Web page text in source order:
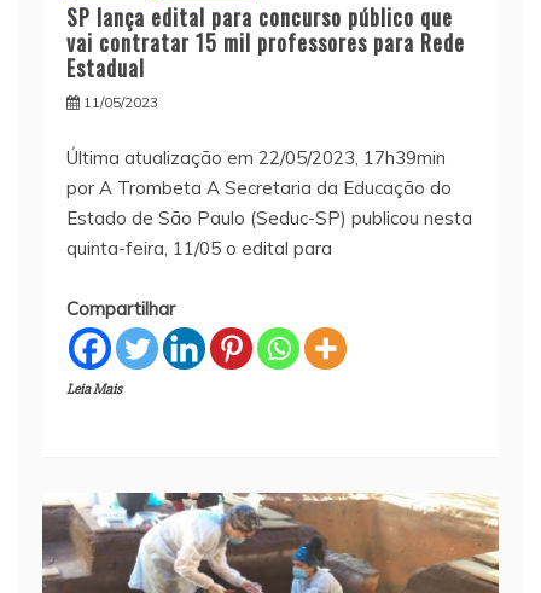
SP lança edital para concurso público que
vai contratar 15 mil professores para Rede
Estadual
11/05/2023
Última atualização em 22/05/2023, 17h39min
por A Trombeta A Secretaria da Educação do
Estado de São Paulo (Seduc-SP) publicou nesta
quinta-feira, 11/05 o edital para
Compartilhar
Leia Mais